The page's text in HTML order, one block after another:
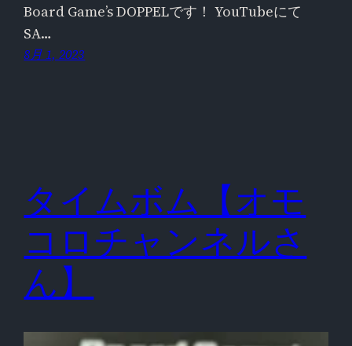
Board Game’s DOPPELです！ YouTubeにて
SA…
8月 1, 2023
タイムボム【オモ
コロチャンネルさ
ん】